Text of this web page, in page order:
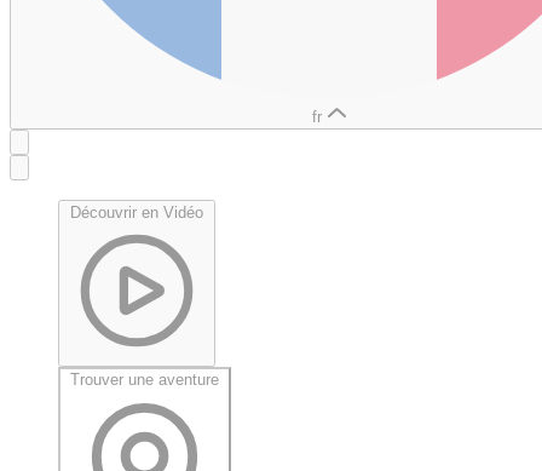
fr
Découvrir en Vidéo
Trouver une aventure